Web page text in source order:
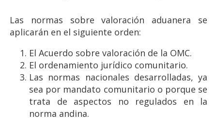
Las normas sobre valoración aduanera se
aplicarán en el siguiente orden:
El Acuerdo sobre valoración de la OMC.
El ordenamiento jurídico comunitario.
Las normas nacionales desarrolladas, ya
sea por mandato comunitario o porque se
trata de aspectos no regulados en la
norma andina.